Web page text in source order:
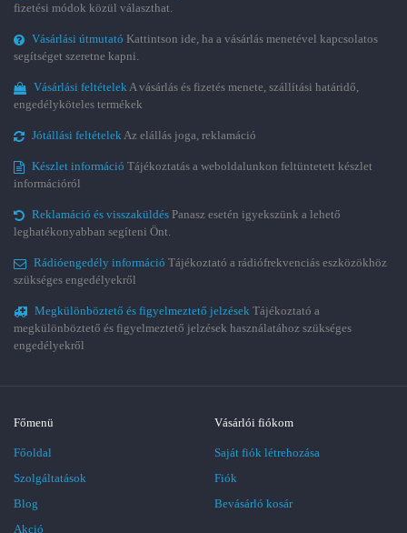
fizetési módok közül választhat.
Vásárlási útmutató Kattintson ide, ha a vásárlás menetével kapcsolatos
segítséget szeretne kapni.
Vásárlási feltételekA vásárlás és fizetés menete, szállítási határidő,
engedélyköteles termékek
Jótállási feltételekAz elállás joga, reklamáció
Készlet információ Tájékoztatás a weboldalunkon feltüntetett készlet
információról
Reklamáció és visszaküldés Panasz esetén igyekszünk a lehető
leghatékonyabban segíteni Önt.
Rádióengedély információ Tájékoztató a rádiófrekvenciás eszközökhöz
szükséges engedélyekről
Megkülönböztető és figyelmeztető jelzések Tájékoztató a
megkülönböztető és figyelmeztető jelzések használatához szükséges
engedélyekről
Főmenü
Főoldal
Szolgáltatások
Blog
Akció
Vásárlói fiókom
Saját fiók létrehozása
Fiók
Bevásárló kosár